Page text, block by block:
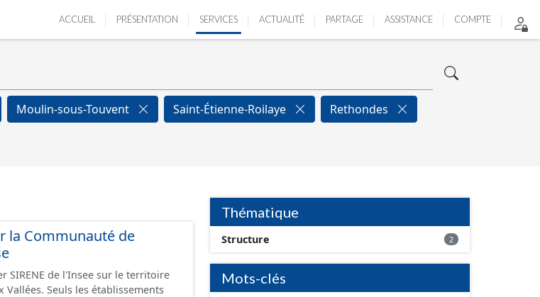
ACCUEIL PRÉSENTATION SERVICES ACTUALITÉ PARTAGE ASSISTANCE COMPTE
Moulin-sous-Touvent Saint-Étienne-Roilaye
Rethondes
la Communauté de
SIRENE de l'Insee sur le territoire
Thématique
Structure 2
Mots-clés